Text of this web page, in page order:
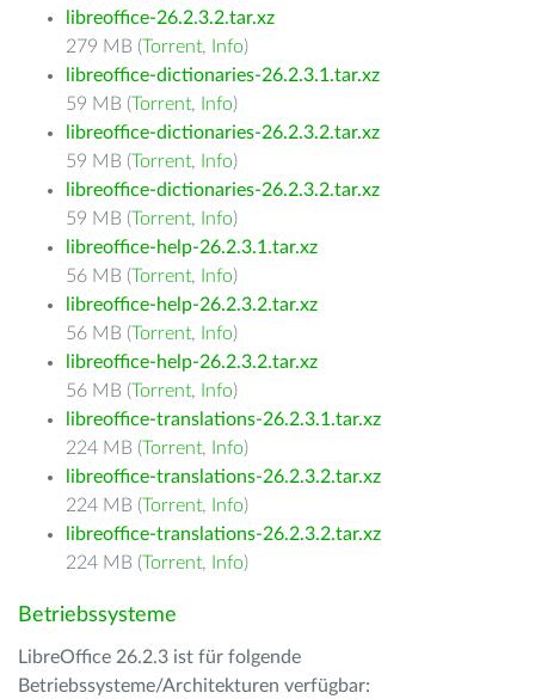
libreoffice-26.2.3.2.tar.xz
279 MB (Torrent, Info)
libreoffice-dictionaries-26.2.3.1.tar.xz
59 MB (Torrent, Info)
libreoffice-dictionaries-26.2.3.2.tar.xz
59 MB (Torrent, Info)
libreoffice-dictionaries-26.2.3.2.tar.xz
59 MB (Torrent, Info)
libreoffice-help-26.2.3.1.tar.xz
56 MB (Torrent, Info)
libreoffice-help-26.2.3.2.tar.xz
56 MB (Torrent, Info)
libreoffice-help-26.2.3.2.tar.xz
56 MB (Torrent, Info)
libreoffice-translations-26.2.3.1.tar.xz
224 MB (Torrent, Info)
libreoffice-translations-26.2.3.2.tar.xz
224 MB (Torrent, Info)
libreoffice-translations-26.2.3.2.tar.xz
224 MB (Torrent, Info)
Betriebssysteme
LibreOffice 26.2.3 ist für folgende
Betriebssysteme/Architekturen verfügbar: